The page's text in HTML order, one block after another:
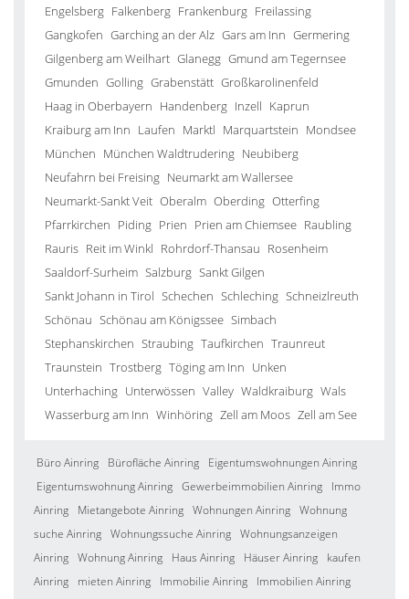
Engelsberg Falkenberg Frankenburg Freilassing
Gangkofen Garching an der Alz Gars am Inn Germering
Gilgenberg am Weilhart Glanegg Gmund am Tegernsee
Gmunden Golling Grabenstätt Großkarolinenfeld
Haag in Oberbayern Handenberg Inzell Kaprun
Kraiburg am Inn Laufen Marktl Marquartstein Mondsee
München München Waldtrudering Neubiberg
Neufahrn bei Freising Neumarkt am Wallersee
Neumarkt-Sankt Veit Oberalm Oberding Otterfing
Pfarrkirchen Piding Prien Prien am Chiemsee Raubling
Rauris Reit im Winkl Rohrdorf-Thansau Rosenheim
Saaldorf-Surheim Salzburg Sankt Gilgen
Sankt Johann in Tirol Schechen Schleching Schneizlreuth
Schönau Schönau am Königssee Simbach
Stephanskirchen Straubing Taufkirchen Traunreut
Traunstein Trostberg Töging am Inn Unken
Unterhaching Unterwössen Valley Waldkraiburg Wals
Wasserburg am Inn Winhöring Zell am Moos Zell am See
Büro Ainring Bürofläche Ainring
Eigentumswohnungen Ainring
Eigentumswohnung Ainring Gewerbeimmobilien Ainring
Immo
Ainring
Mietangebote Ainring Wohnungen Ainring Wohnung
suche Ainring Wohnungssuche Ainring Wohnungsanzeigen
Ainring Wohnung Ainring Haus Ainring Häuser Ainring
kaufen
Ainring
mieten Ainring Immobilie Ainring
Immobilien Ainring